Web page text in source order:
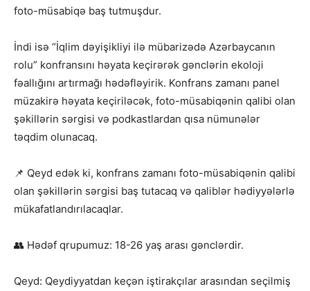
foto-müsabiqə baş tutmuşdur.
İndi isə “İqlim dəyişikliyi ilə mübarizədə Azərbaycanın
rolu” konfransını həyata keçirərək gənclərin ekoloji
fəallığını artırmağı hədəfləyirik. Konfrans zamanı panel
müzakirə həyata keçiriləcək, foto-müsabiqənin qalibi olan
şəkillərin sərgisi və podkastlardan qısa nümunələr
təqdim olunacaq.
📌 Qeyd edək ki, konfrans zamanı foto-müsabiqənin qalibi
olan şəkillərin sərgisi baş tutacaq və qaliblər hədiyyələrlə
mükafatlandırılacaqlar.
👥 Hədəf qrupumuz: 18-26 yaş arası gənclərdir.
Qeyd: Qeydiyyatdan keçən iştirakçılar arasından seçilmiş